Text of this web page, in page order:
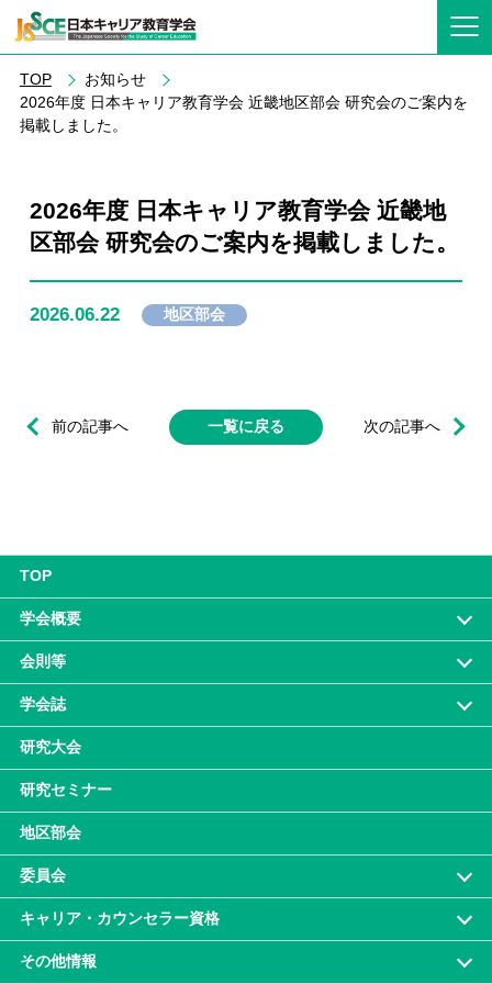
TOP
お知らせ
2026年度 日本キャリア教育学会 近畿地区部会 研究会のご案内を
掲載しました。
2026年度 日本キャリア教育学会 近畿地
区部会 研究会のご案内を掲載しました。
2026.06.22 地区部会
前の記事へ 次の記事へ
一覧に戻る
TOP
学会概要
会則等
学会誌
研究大会
研究セミナー
地区部会
委員会
キャリア・カウンセラー資格
その他情報